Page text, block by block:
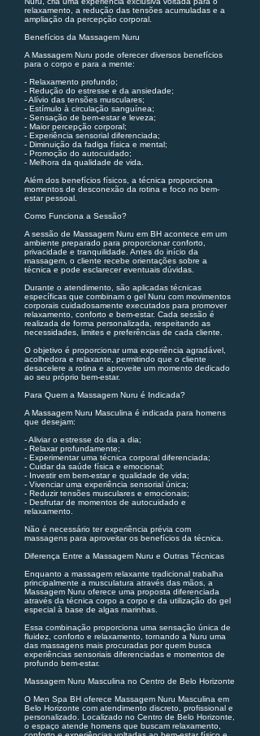
relaxamento, a redução das tensões acumuladas e a
ampliação da percepção corporal.
Benefícios da Massagem Nuru
A Massagem Nuru pode oferecer diversos benefícios
para o corpo e para a mente:
- Relaxamento profundo;
- Redução do estresse e da ansiedade;
- Alívio das tensões musculares;
- Estímulo à circulação sanguínea;
- Sensação de bem-estar e leveza;
- Maior percepção corporal;
- Experiência sensorial diferenciada;
- Diminuição da fadiga física e mental;
- Promoção do autocuidado;
- Melhora da qualidade de vida.
Além dos benefícios físicos, a técnica proporciona
momentos de desconexão da rotina e foco no bem-
estar pessoal.
Como Funciona a Sessão?
A sessão de Massagem Nuru em BH acontece em um
ambiente preparado para proporcionar conforto,
privacidade e tranquilidade. Antes do início da
massagem, o cliente recebe orientações sobre a
técnica e pode esclarecer eventuais dúvidas.
Durante o atendimento, são aplicadas técnicas
específicas que combinam o gel Nuru com movimentos
corporais cuidadosamente executados para promover
relaxamento, conforto e bem-estar. Cada sessão é
realizada de forma personalizada, respeitando as
necessidades, limites e preferências de cada cliente.
O objetivo é proporcionar uma experiência agradável,
acolhedora e relaxante, permitindo que o cliente
desacelere a rotina e aproveite um momento dedicado
ao seu próprio bem-estar.
Para Quem a Massagem Nuru é Indicada?
A Massagem Nuru Masculina é indicada para homens
que desejam:
- Aliviar o estresse do dia a dia;
- Relaxar profundamente;
- Experimentar uma técnica corporal diferenciada;
- Cuidar da saúde física e emocional;
- Investir em bem-estar e qualidade de vida;
- Vivenciar uma experiência sensorial única;
- Reduzir tensões musculares e emocionais;
- Desfrutar de momentos de autocuidado e
relaxamento.
Não é necessário ter experiência prévia com
massagens para aproveitar os benefícios da técnica.
Diferença Entre a Massagem Nuru e Outras Técnicas
Enquanto a massagem relaxante tradicional trabalha
principalmente a musculatura através das mãos, a
Massagem Nuru oferece uma proposta diferenciada
através da técnica corpo a corpo e da utilização do gel
especial à base de algas marinhas.
Essa combinação proporciona uma sensação única de
fluidez, conforto e relaxamento, tornando a Nuru uma
das massagens mais procuradas por quem busca
experiências sensoriais diferenciadas e momentos de
profundo bem-estar.
Massagem Nuru Masculina no Centro de Belo Horizonte
O Men Spa BH oferece Massagem Nuru Masculina em
Belo Horizonte com atendimento discreto, profissional e
personalizado. Localizado no Centro de Belo Horizonte,
o espaço atende homens que buscam relaxamento,